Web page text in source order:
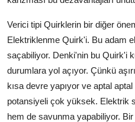
Verici tipi Quirklerin bir diğer
Elektriklenme Quirk'i. Bu adam
saçabiliyor. Denki'nin bu Quirk'i
durumlara yol açıyor. Çünkü
kısa devre yapıyor ve aptal aptal
potansiyeli çok yüksek. Elektrik
hem de savunma yapabiliyor.